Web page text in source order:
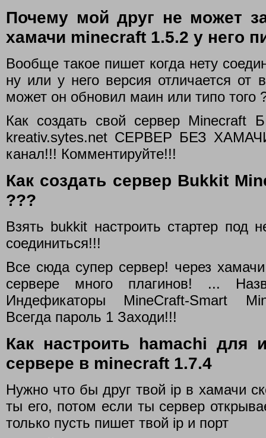
Почему мой друг не может
хамачи minecraft 1.5.2 у него
Вообще такое пишет когда нету
ну или у него версия отличается от
может он обновил маин или типо того
Как создать свой сервер
kreativ.sytes.net СЕРВЕР БЕЗ
канал!!! Комментируйте!!!
Как создать сервер Bukkit
???
Взять bukkit настроить стартер под
соединиться!!!
Все сюда супер сервер! через
сервере много плагинов! ...
Индефикаторы MineCraft-Smart
Всегда пароль 1 Заходи!!!
Как настроить hamachi для
сервере в minecraft 1.7.4
Нужно что бы друг твой ip в хамачи
ты его, потом если ты сервер
только пусть пишет твой ip и порт